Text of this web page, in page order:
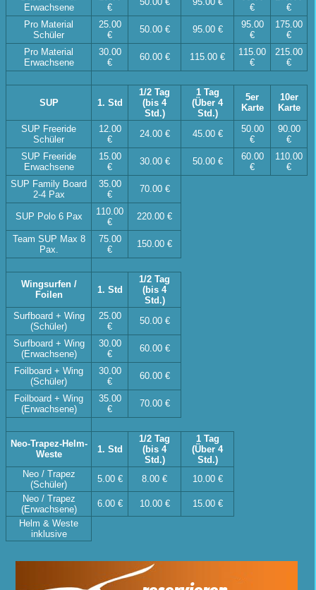
Erwachsene
€
€
€
Pro Material
Schüler
25.00
€
50.00 € 95.00 €
95.00
€
175.00
€
Pro Material
Erwachsene
30.00
€
60.00 € 115.00 €
115.00
€
215.00
€
SUP 1. Std
1/2 Tag
(bis 4
Std.)
1 Tag
(Über 4
Std.)
5er
Karte
10er
Karte
SUP Freeride
Schüler
12.00
€
24.00 € 45.00 €
50.00
€
90.00
€
SUP Freeride
Erwachsene
15.00
€
30.00 € 50.00 €
60.00
€
110.00
€
SUP Family Board
2-4 Pax
35.00
€
70.00 €
SUP Polo 6 Pax
110.00
€
220.00 €
Team SUP Max 8
Pax.
75.00
€
150.00 €
Wingsurfen /
Foilen
1. Std
1/2 Tag
(bis 4
Std.)
Surfboard + Wing
(Schüler)
25.00
€
50.00 €
Surfboard + Wing
(Erwachsene)
30.00
€
60.00 €
Foilboard + Wing
(Schüler)
30.00
€
60.00 €
Foilboard + Wing
(Erwachsene)
35.00
€
70.00 €
Neo-Trapez-Helm-
Weste
1. Std
1/2 Tag
(bis 4
Std.)
1 Tag
(Über 4
Std.)
Neo / Trapez
(Schüler)
5.00 € 8.00 €
10.00 €
Neo / Trapez
(Erwachsene)
6.00 € 10.00 €
15.00 €
Helm & Weste
inklusive